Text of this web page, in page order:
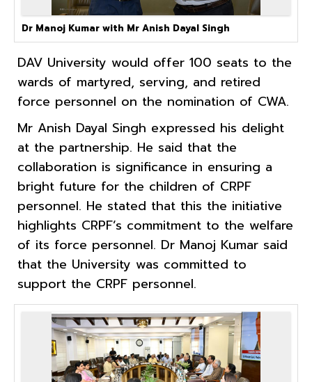
Dr Manoj Kumar with Mr Anish Dayal Singh
DAV University would offer 100 seats to the
wards of martyred, serving, and retired
force personnel on the nomination of CWA.
Mr Anish Dayal Singh expressed his delight
at the partnership. He said that the
collaboration is significance in ensuring a
bright future for the children of CRPF
personnel. He stated that this the initiative
highlights CRPF’s commitment to the welfare
of its force personnel. Dr Manoj Kumar said
that the University was committed to
support the CRPF personnel.